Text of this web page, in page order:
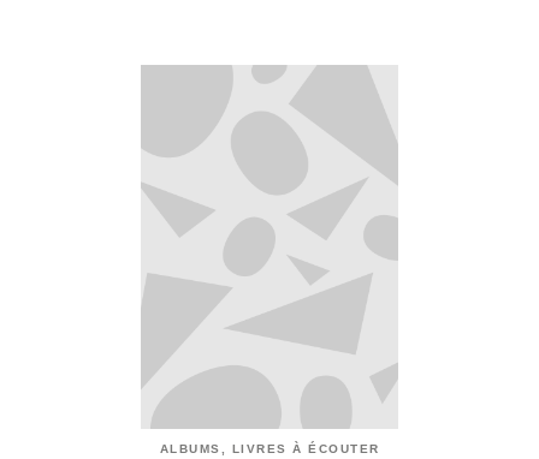
ALBUMS, LIVRES À ÉCOUTER